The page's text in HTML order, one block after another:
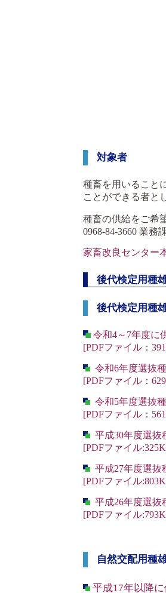
対象者
種畜を用いること
ことができる者と
種畜の供給をご希
0968-84-3660 業務
家畜改良センター
後代検定用種
後代検定用種
令和4～7年度に
[PDFファイル：
令和6年度選抜
[PDFファイル：
令和5年度選抜
[PDFファイル：
平成30年度選抜
[PDFファイル
平成27年度選抜
[PDFファイル
平成26年度選抜
[PDFファイル
自然交配用種
平成17年以降